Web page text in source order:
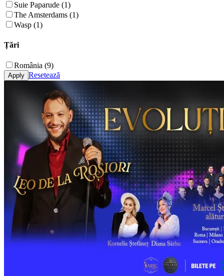
Suie Paparude (1)
The Amsterdams (1)
Wasp (1)
Țări
România (9)
Resetează